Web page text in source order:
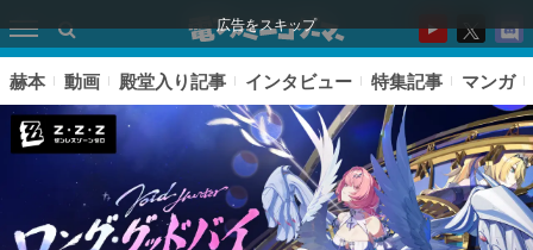
広告をスキップ
赫本 動画 殿堂入り記事 インタビュー 特集記事 マンガ